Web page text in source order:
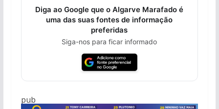
Diga ao Google que o Algarve Marafado é
uma das suas fontes de informação
preferidas
Siga-nos para ficar informado
pub